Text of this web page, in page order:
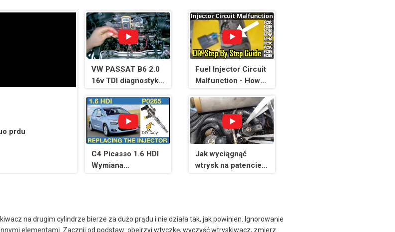
prdu
VW PASSAT B6 2.0
16v TDI diagnostyka
/ diagnostics unit
injector
Fuel Injector Circuit
Malfunction - How
Problem Solved
C4 Picasso 1.6 HDI
Wymiana
Jak wyciągnąć
wtrysk na patencie ?
na drugim cylindrze bierze za dużo prądu i nie działa tak, jak powinien. Ignorowanie
elementami. Zacznij od podstaw: obejrzyj wtyczkę, wyczyść wtryskiwacz, zmierz